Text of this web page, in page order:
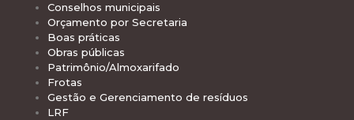
Conselhos municipais
Orçamento por Secretaria
Boas práticas
Obras públicas
Patrimônio/Almoxarifado
Frotas
Gestão e Gerenciamento de resíduos
LRF